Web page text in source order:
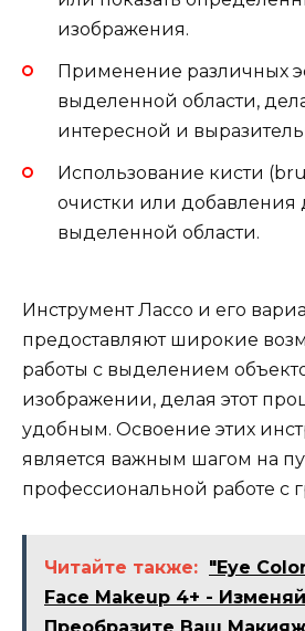
изображения.
Применение различных
выделенной области,
интересной и
Использование кисти
очистки или добавления
выделенной области.
Инструмент Лассо и его
предоставляют широкие
работы с выделением
изображении, делая этот
удобным. Освоение этих
является важным шагом на
профессиональной работе с
Читайте также: "Eye
Face Makeup 4+ -
Преобразите Ваш